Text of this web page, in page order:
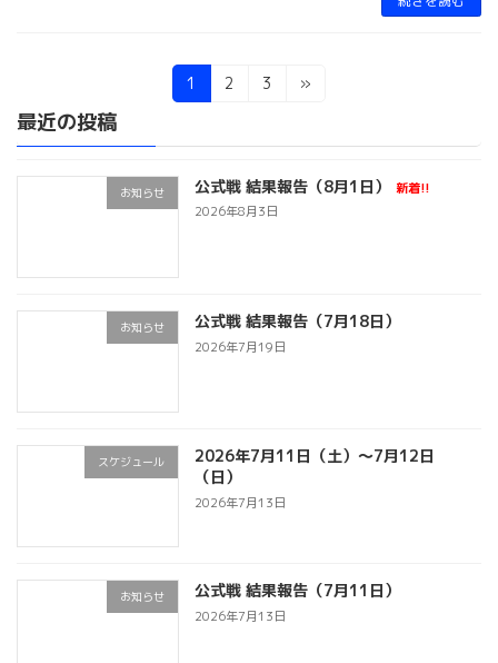
稿
ナ
ー
シ
固
定
ー
1
固
ー
2
固
ー
3 »
最近の投稿
お知らせ 公式戦 結果報告（8月1日）
新着!!
2026年8月3日
お知らせ 公式戦 結果報告（7月18日）
2026年7月19日
スケジュール
2026年7月11日（土）～7月12日
（日）
2026年7月13日
お知らせ 公式戦 結果報告（7月11日）
2026年7月13日